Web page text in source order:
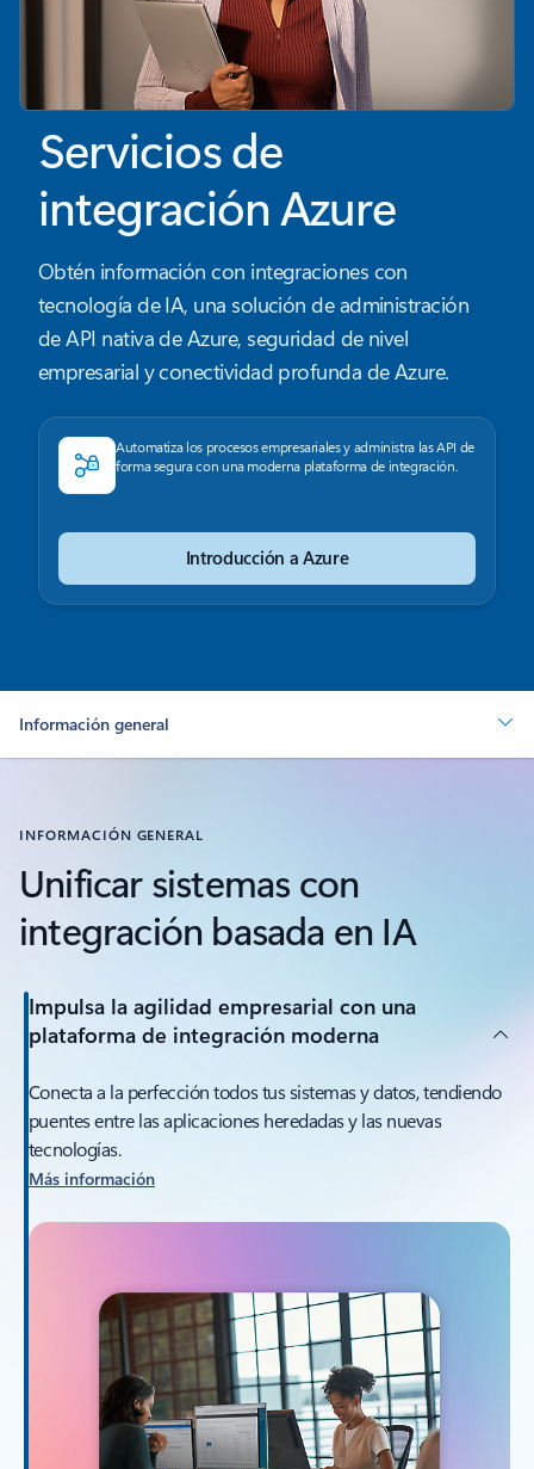
Servicios de
integración Azure
Obtén información con integraciones con
tecnología de IA, una solución de administración
de API nativa de Azure, seguridad de nivel
empresarial y conectividad profunda de Azure.
Automatiza los procesos empresariales y administra las API de
forma segura con una moderna plataforma de integración.
Introducción a Azure
Información general
INFORMACIÓN GENERAL
Unificar sistemas con
integración basada en IA
Impulsa la agilidad empresarial con una
plataforma de integración moderna
Conecta a la perfección todos tus sistemas y datos, tendiendo
puentes entre las aplicaciones heredadas y las nuevas
tecnologías.
Más información